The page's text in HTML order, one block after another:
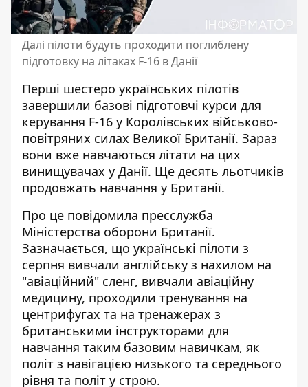
Далі пілоти будуть проходити поглиблену
підготовку на літаках F-16 в Данії
Перші шестеро українських пілотів
завершили базові підготовчі курси для
керування F-16 у Королівських військово-
повітряних силах Великої Британії. Зараз
вони вже навчаються літати на цих
винищувачах у Данії. Ще десять льотчиків
продовжать навчання у Британії.
Про це повідомила пресслужба
Міністерства оборони Британії.
Зазначається, що українські пілоти з
серпня вивчали англійську з нахилом на
"авіаційний" сленг, вивчали авіаційну
медицину, проходили тренування на
центрифугах та на тренажерах з
британськими інструкторами для
навчання таким базовим навичкам, як
політ з навігацією низького та середнього
рівня та політ у строю.